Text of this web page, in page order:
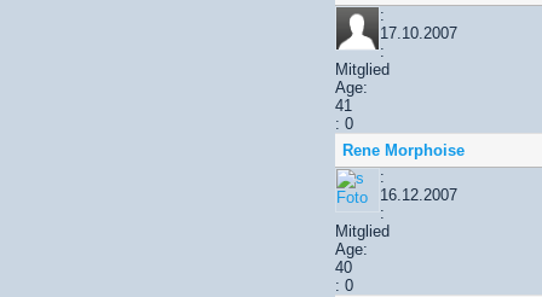
:
17.10.2007
:
Mitglied
Age:
41
: 0
Rene Morphoise
:
16.12.2007
:
Mitglied
Age:
40
: 0